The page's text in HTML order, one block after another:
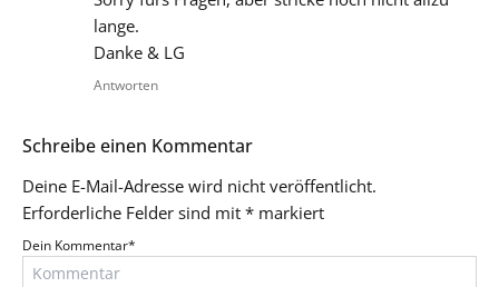
lange.
Danke & LG
Antworten
Schreibe einen Kommentar
Deine E-Mail-Adresse wird nicht veröffentlicht.
Erforderliche Felder sind mit * markiert
Dein Kommentar*